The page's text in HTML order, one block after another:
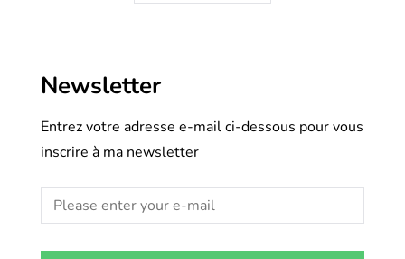
Newsletter
Entrez votre adresse e-mail ci-dessous pour vous
inscrire à ma newsletter